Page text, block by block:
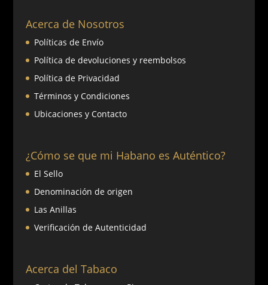
Acerca de Nosotros
Políticas de Envío
Política de devoluciones y reembolsos
Política de Privacidad
Términos y Condiciones
Ubicaciones y Contacto
¿Cómo se que mi Habano es Auténtico?
El Sello
Denominación de origen
Las Anillas
Verificación de Autenticidad
Acerca del Tabaco